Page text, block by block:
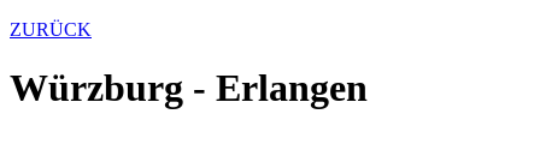
ZURÜCK
Würzburg - Erlangen